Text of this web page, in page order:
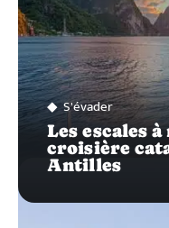
S'évader
Les escales
croisière
Antilles